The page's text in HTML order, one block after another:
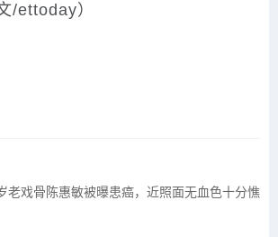
/ettoday）
老戏骨陈惠敏被曝患癌，近照面无血色十分憔